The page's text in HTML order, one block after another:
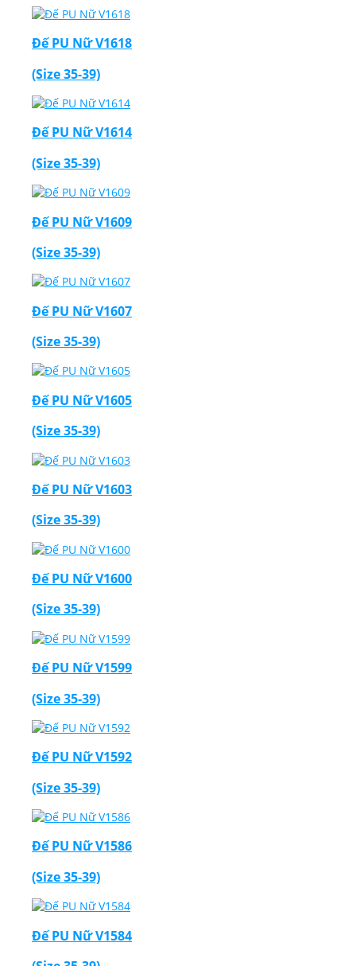
Đế PU Nữ V1618
(Size 35-39)
Đế PU Nữ V1614
(Size 35-39)
Đế PU Nữ V1609
(Size 35-39)
Đế PU Nữ V1607
(Size 35-39)
Đế PU Nữ V1605
(Size 35-39)
Đế PU Nữ V1603
(Size 35-39)
Đế PU Nữ V1600
(Size 35-39)
Đế PU Nữ V1599
(Size 35-39)
Đế PU Nữ V1592
(Size 35-39)
Đế PU Nữ V1586
(Size 35-39)
Đế PU Nữ V1584
Thiết Kế Website